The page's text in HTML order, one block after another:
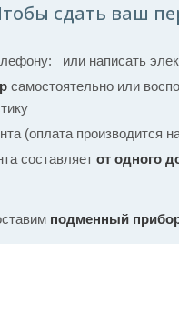
сдать ваш
или написать
самостоятельно или
(оплата производится
составляет от одного
подменный